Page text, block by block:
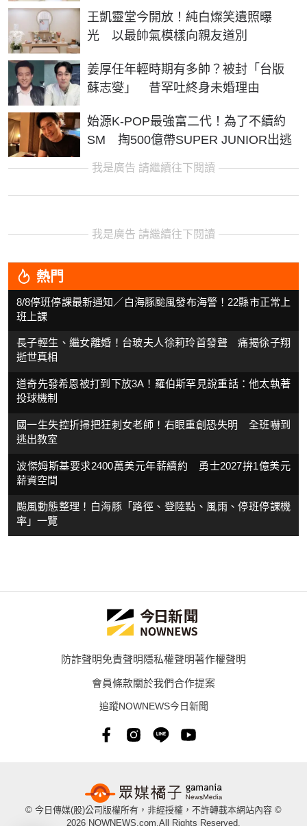
王凱靈堂今開放！純白燦笑遺照曝
光 以最帥氣模樣向親友道別
姜厚任年輕時期有多帥？被封「台版
蘇志燮」 昔罕吐終身未婚理由
始源K-POP最強富二代！為了不續約
SM 掏500億帶SUPER JUNIOR出逃
我是廣告 請繼續往下閱讀
我是廣告 請繼續往下閱讀
熱門
8/8停班停課最新通知／白海豚颱風發布海警！22縣市正常上
班上課
長子輕生、繼女離婚！台玻夫人徐莉玲首發聲 痛揭徐子翔
逝世真相
道奇先發希恩被打到下放3A！羅伯斯罕見說重話：他太執著
投球機制
國一生失控折掃把狂刺女老師！右眼重創恐失明 全班嚇到
逃出教室
波傑姆斯基要求2400萬美元年薪續約 勇士2027拚1億美元
薪資空間
颱風動態整理！白海豚「路徑、登陸點、風雨、停班停課機
率」一覽
防詐聲明免責聲明隱私權聲明著作權聲明
會員條款關於我們合作提案
追蹤NOWNEWS今日新聞
© 今日傳媒(股)公司版權所有，非經授權，不許轉載本網站內容 ©
2026 NOWNEWS.com.All Rights Reserved.